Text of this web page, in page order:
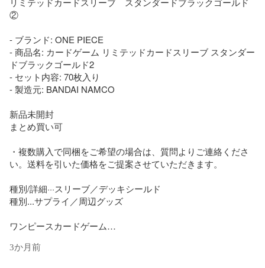
②
- ブランド: ONE PIECE
- 商品名: カードゲーム リミテッドカードスリーブ スタンダー
ドブラックゴールド2
- セット内容: 70枚入り
- 製造元: BANDAI NAMCO
新品未開封
まとめ買い可
・複数購入で同梱をご希望の場合は、質問よりご連絡くださ
い。送料を引いた価格をご提案させていただきます。
種別/詳細···スリーブ／デッキシールド
種別...サプライ／周辺グッズ
ワンピースカードゲーム
リミテッドカードスリーブ
3か月前